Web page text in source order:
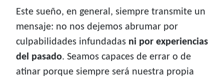
Este sueño, en general, siempre transmite un
mensaje: no nos dejemos abrumar por
culpabilidades infundadas ni por experiencias
del pasado. Seamos capaces de errar o de
atinar porque siempre será nuestra propia